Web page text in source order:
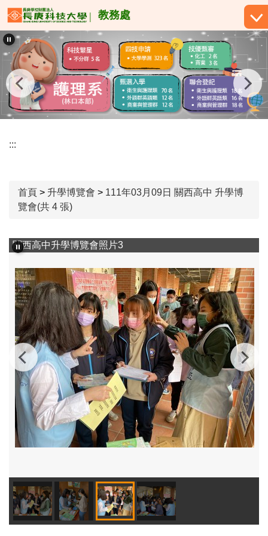
跳
到
主
要
內
容
區
教務處
:::
首頁 > 升學博覽會 > 111年03月09日 關西高中 升學博
覽會(共 4 張)
關西高中升學博覽會照片3